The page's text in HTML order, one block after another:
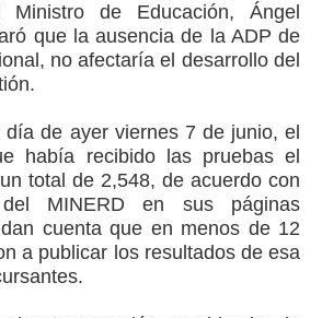
de Educación, Ángel
que la ausencia de la ADP de
no afectaría el desarrollo del
de ayer viernes 7 de junio, el
había recibido las pruebas el
total de 2,548, de acuerdo con
MINERD en sus páginas
cuenta que en menos de 12
a publicar los resultados de esa